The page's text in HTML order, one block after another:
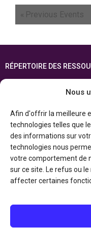
Nous
Afin d'offrir la meilleure
technologies telles que
des informations sur
technologies nous
votre comportement de
sur ce site. Le refus ou
affecter certaines
« Previous Events
RÉPERTOIRE DES
ENGLISH
Cette ressource est réalisée
l’Ontario et du gouvernement
Patrimoine canadien
Politique de confidentialité